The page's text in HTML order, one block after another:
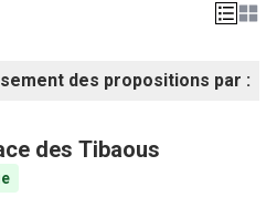
des propositions par :
des Tibaous